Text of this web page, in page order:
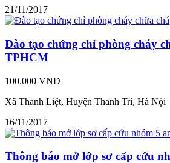
21/11/2017
Đào tạo chứng chỉ phòng cháy
TPHCM
100.000 VNĐ
Xã Thanh Liệt, Huyện Thanh Trì, Hà Nội
16/11/2017
Thông báo mở lớp sơ cấp cứu